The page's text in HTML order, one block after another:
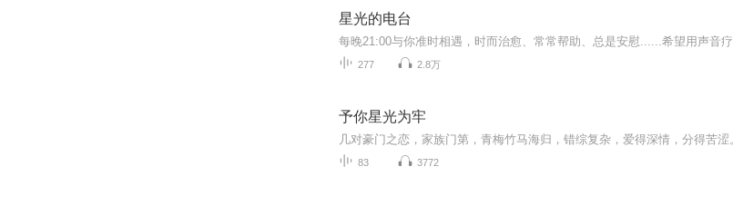
星光的电台
每晚21:00与你准时相遇，时而治愈、常常帮助、总是安慰......希望用声音
277 2.8万
予你星光为牢
83 3772